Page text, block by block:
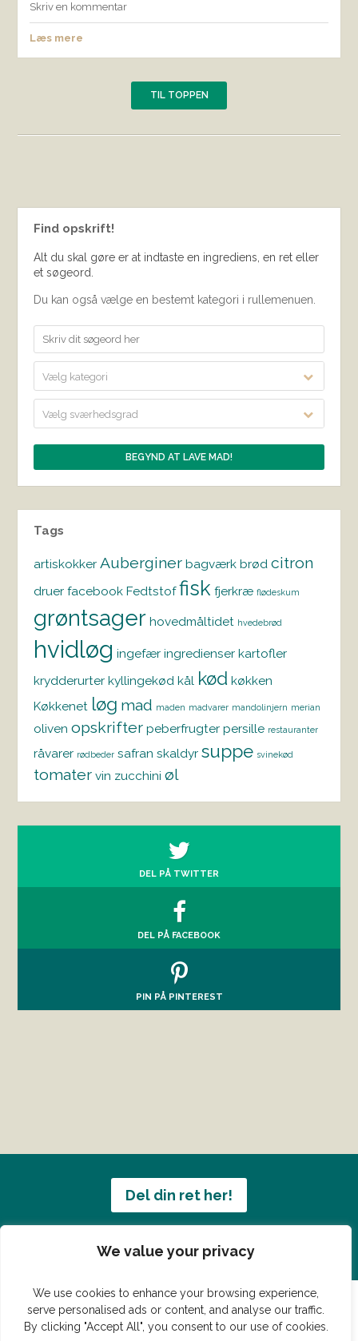
We value your privacy
We use cookies to enhance your browsing experience,
serve personalised ads or content, and analyse our traffic.
By clicking "Accept All", you consent to our use of cookies.
Skriv en kommentar
Læs mere
TIL TOPPEN
Find opskrift!
Alt du skal gøre er at indtaste en ingrediens, en ret eller
et søgeord.
Du kan også vælge en bestemt kategori i rullemenuen.
Vælg kategori
Vælg sværhedsgrad
Tags
artiskokker Auberginer bagværk brød citron
druer facebook Fedtstof fisk fjerkræ flødeskum
grøntsager hovedmåltidet hvedebrød
hvidløg ingefær ingredienser kartofler
krydderurter kyllingekød kål kød køkken
Køkkenet løg mad maden madvarer mandolinjern merian
oliven opskrifter peberfrugter persille restauranter
råvarer rødbeder safran skaldyr suppe svinekød
tomater vin zucchini øl
DEL PÅ TWITTER
DEL PÅ FACEBOOK
PIN PÅ PINTEREST
Del din ret her!
Har du en konge ret du vil dele?
© Vildmedmad.dk 2019. God og nem mad!